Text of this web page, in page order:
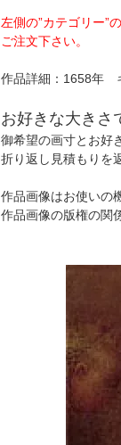
左側の”カテゴリー”
ご注文下さい。
作品詳細：1658年
お好きな大きさ
御希望の画寸とお好
折り返し見積もりを
作品画像はお使いの
作品画像の版権の関